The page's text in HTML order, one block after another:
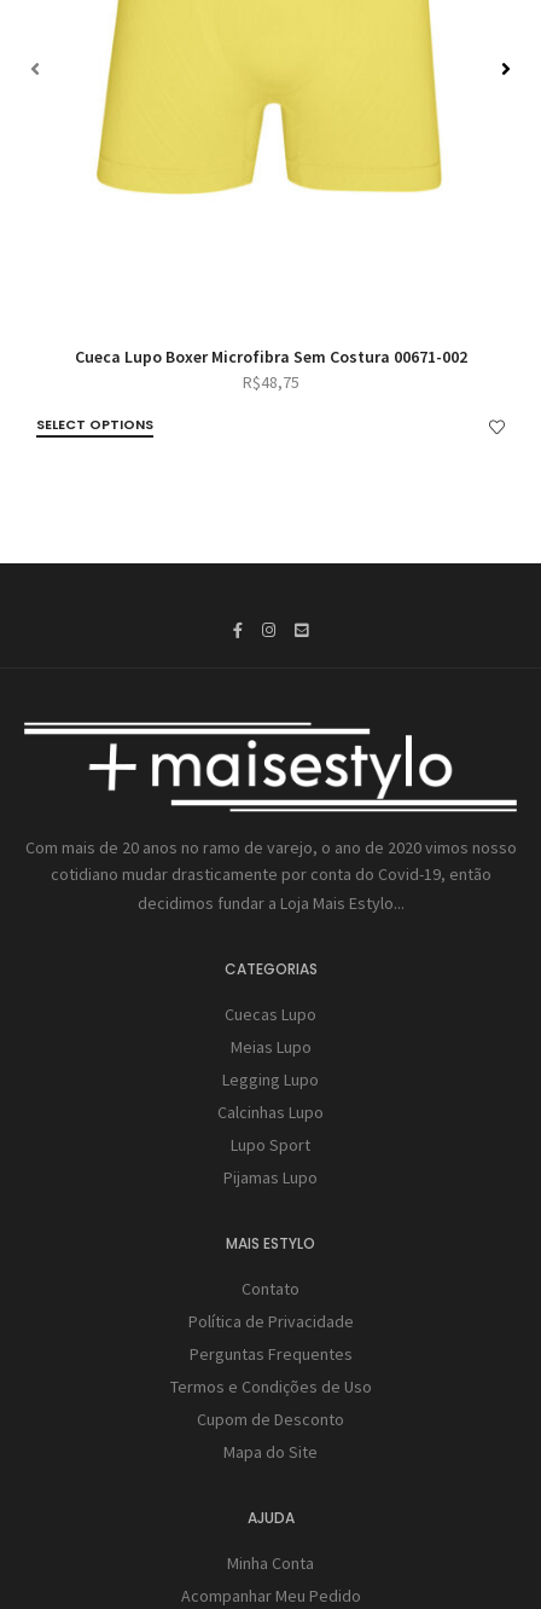
Cueca Lupo Boxer Microfibra Sem Costura 00671-002
R$48,75
SELECT OPTIONS
Com mais de 20 anos no ramo de varejo, o ano de 2020 vimos nosso
cotidiano mudar drasticamente por conta do Covid-19, então
decidimos fundar a Loja Mais Estylo...
CATEGORIAS
Cuecas Lupo
Meias Lupo
Legging Lupo
Calcinhas Lupo
Lupo Sport
Pijamas Lupo
MAIS ESTYLO
Contato
Política de Privacidade
Perguntas Frequentes
Termos e Condições de Uso
Cupom de Desconto
Mapa do Site
AJUDA
Minha Conta
Acompanhar Meu Pedido